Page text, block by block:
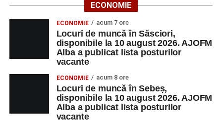
ECONOMIE
ECONOMIE acum 7 ore
Locuri de muncă în Săsciori,
disponibile la 10 august 2026. AJOFM
Alba a publicat lista posturilor
vacante
ECONOMIE acum 8 ore
Locuri de muncă în Sebeș,
disponibile la 10 august 2026. AJOFM
Alba a publicat lista posturilor
vacante